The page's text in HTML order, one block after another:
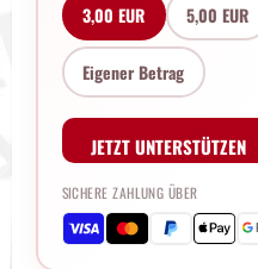
3,00 EUR 5,00 EUR
Eigener Betrag
JETZT UNTERSTÜTZEN
SICHERE ZAHLUNG ÜBER